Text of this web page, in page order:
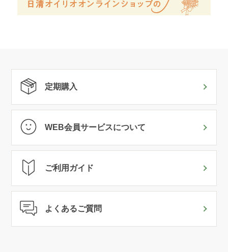
定期購入
WEB会員サービスについて
ご利用ガイド
よくあるご質問